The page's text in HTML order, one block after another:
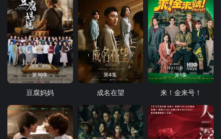
第30集
豆腐妈妈
第4集
成名在望
第1集
来！金来号！